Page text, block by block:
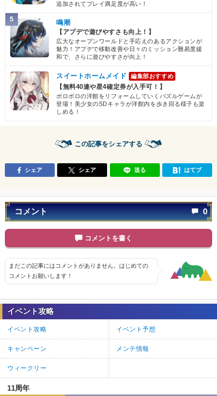
追加されてプレイ満足度が高い！
5 鳴潮
【アプデで遊びやすさも向上！】
広大なオープンワールドと手応えのあるアクションが
魅力！アプデで移動改善や日々のミッション難易度緩
和で、さらに遊びやすさが向上！
スイートホームメイド 編集部おすすめ
【無料40連や星4確定券が入手可！】
ボロボロの洋館をリフォームしていくパズルゲームが
登場！美少女のSDキャラが洋館内を歩き回る様子も楽
しめる！
この記事をシェアする
シェア シェア 送る はてブ
コメント 0
コメントを書く
まだこの記事にはコメントがありません。はじめての
コメントお願いします！
イベント攻略
イベント攻略 イベント予想
キャンペーン メンテ情報
ウィークリー
11周年